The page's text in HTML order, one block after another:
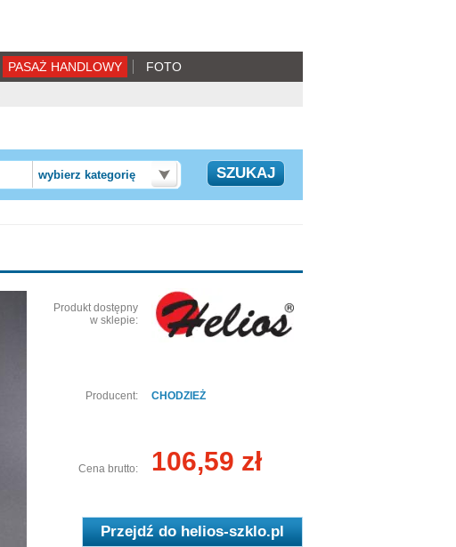
PASAŻ HANDLOWY FOTO
wybierz kategorię
Produkt dostępny
w sklepie:
Producent: CHODZIEŻ
Cena brutto: 106,59 zł
Przejdź dohelios-szklo.pl